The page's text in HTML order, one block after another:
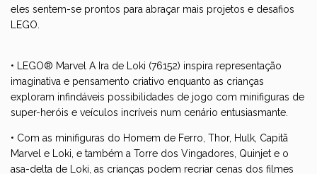
eles sentem-se prontos para abraçar mais projetos e desafios
LEGO.
• LEGO® Marvel A Ira de Loki (76152) inspira representação
imaginativa e pensamento criativo enquanto as crianças
exploram infindáveis possibilidades de jogo com minifiguras de
super-heróis e veículos incríveis num cenário entusiasmante.
• Com as minifiguras do Homem de Ferro, Thor, Hulk, Capitã
Marvel e Loki, e também a Torre dos Vingadores, Quinjet e o
asa-delta de Loki, as crianças podem recriar cenas dos filmes